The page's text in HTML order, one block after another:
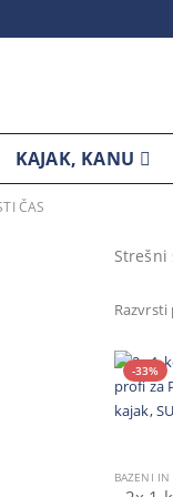
KAJAK, KANU
ČAS
Strešni
Razvrsti
-33%